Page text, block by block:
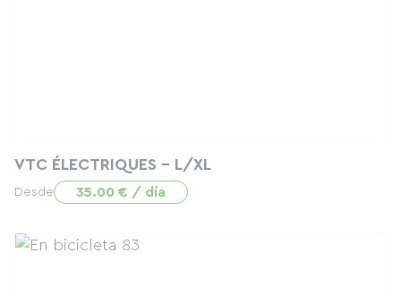
VTC ÉLECTRIQUES - L/XL
Desde 35.00 € / día